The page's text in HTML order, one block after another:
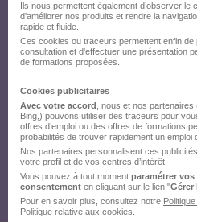
Ils nous permettent également d’observer
d'améliorer nos produits et rendre la
rapide et fluide.
Ces cookies ou traceurs permettent enfin
consultation et d'effectuer une présentation
de formations proposées.
Cookies publicitaires
Avec votre accord , nous et nos partenaires
Bing,) pouvons utiliser des traceurs pour
offres d’emploi ou des offres de formations
probabilités de trouver rapidement un emploi
Nos partenaires personnalisent ces
votre profil et de vos centres d’intérêt.
Vous pouvez à tout moment paramétrer
consentement en cliquant sur le lien "Gérer
Pour en savoir plus, consultez notre
Politique relative aux cookies